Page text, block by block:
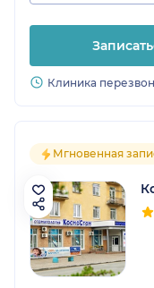
Клиника
Мгновенная